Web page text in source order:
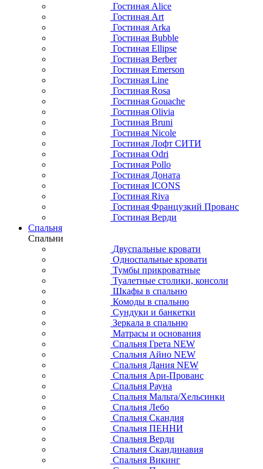
Гостиная Alice
Гостиная Art
Гостиная Arka
Гостиная Bubble
Гостиная Ellipse
Гостиная Berber
Гостиная Emerson
Гостиная Line
Гостиная Rosa
Гостиная Gouache
Гостиная Olivia
Гостиная Bruni
Гостиная Nicole
Гостиная Лофт СИТИ
Гостиная Odri
Гостиная Pollo
Гостиная Доната
Гостиная ICONS
Гостиная Riva
Гостиная Французкий Прованс
Гостиная Верди
Спальня
Спальни
Двуспальные кровати
Односпальные кровати
Тумбы прикроватные
Туалетные столики, консоли
Шкафы в спальню
Комоды в спальню
Сундуки и банкетки
Зеркала в спальню
Матрасы и основания
Спальня Грета NEW
Спальня Айно NEW
Спальня Дания NEW
Спальня Ари-Прованс
Спальня Рауна
Спальня Мальта/Хельсинки
Спальня Лебо
Спальня Скандия
Спальня ПЕННИ
Спальня Верди
Спальня Скандинавия
Спальня Викинг